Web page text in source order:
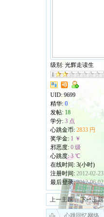
级别: 光辉走读生
UID: 9699
精华:0
发帖: 18
学分: 3 点
心跳金币: 2833 円
奖学金: 1 ￥
邪恶度: 0 级
心跳度:3 ℃
在线时间: 3(小时)
注册时间: 2012-02-23
最后登录:2012-06-02
上一主题 下一主题
心跳回忆网络